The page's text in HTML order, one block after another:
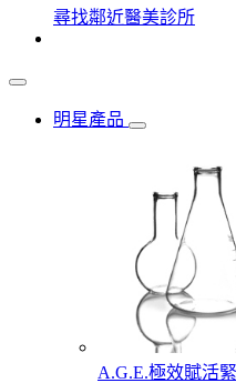
尋找鄰近醫美診所
明星產品
A.G.E.極效賦活